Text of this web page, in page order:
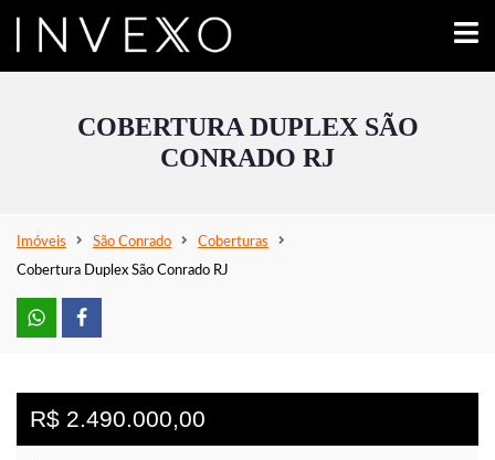
COBERTURA DUPLEX SÃO
CONRADO RJ
Imóveis São Conrado
Coberturas
Cobertura Duplex São Conrado RJ
R$ 2.490.000,00